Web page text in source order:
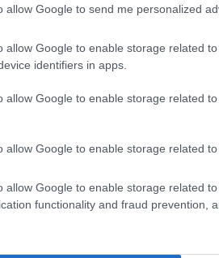
allow Google to send me personalized
allow Google to enable storage related
identifiers in apps.
allow Google to enable storage related
allow Google to enable storage related to
allow Google to enable storage related
functionality and fraud prevention,
Pas sinds het voorjaar van
komt onder meer door ICT-
opstarten van de verwerking.
gedaan die grote gevolgen heeft
die destijds tijdig bezwaar
op rechtsherstel. Dit volgt op
Raad oordeelde dat het box 3-